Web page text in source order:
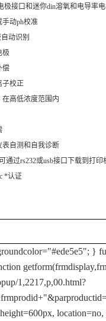
迷你din溶氧和电导率电
ph校准
识别
正
浓度范围内
和自我诊断
或usb接口下载到打印机
证
}
1,2217,p,00.html?
location=no,